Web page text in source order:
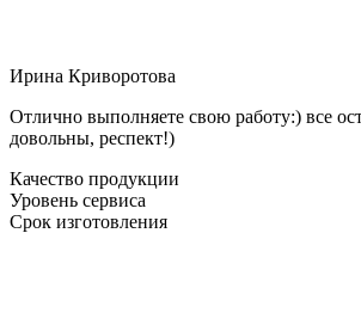
Ирина Криворотова
Отлично выполняете свою работу:) все
довольны, респект!)
Качество продукции
Уровень сервиса
Срок изготовления